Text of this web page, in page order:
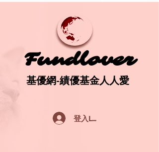
Fundlover
Fundlover
基優網-績優基金人人愛
基優網-績優基金人人愛
登入Log In